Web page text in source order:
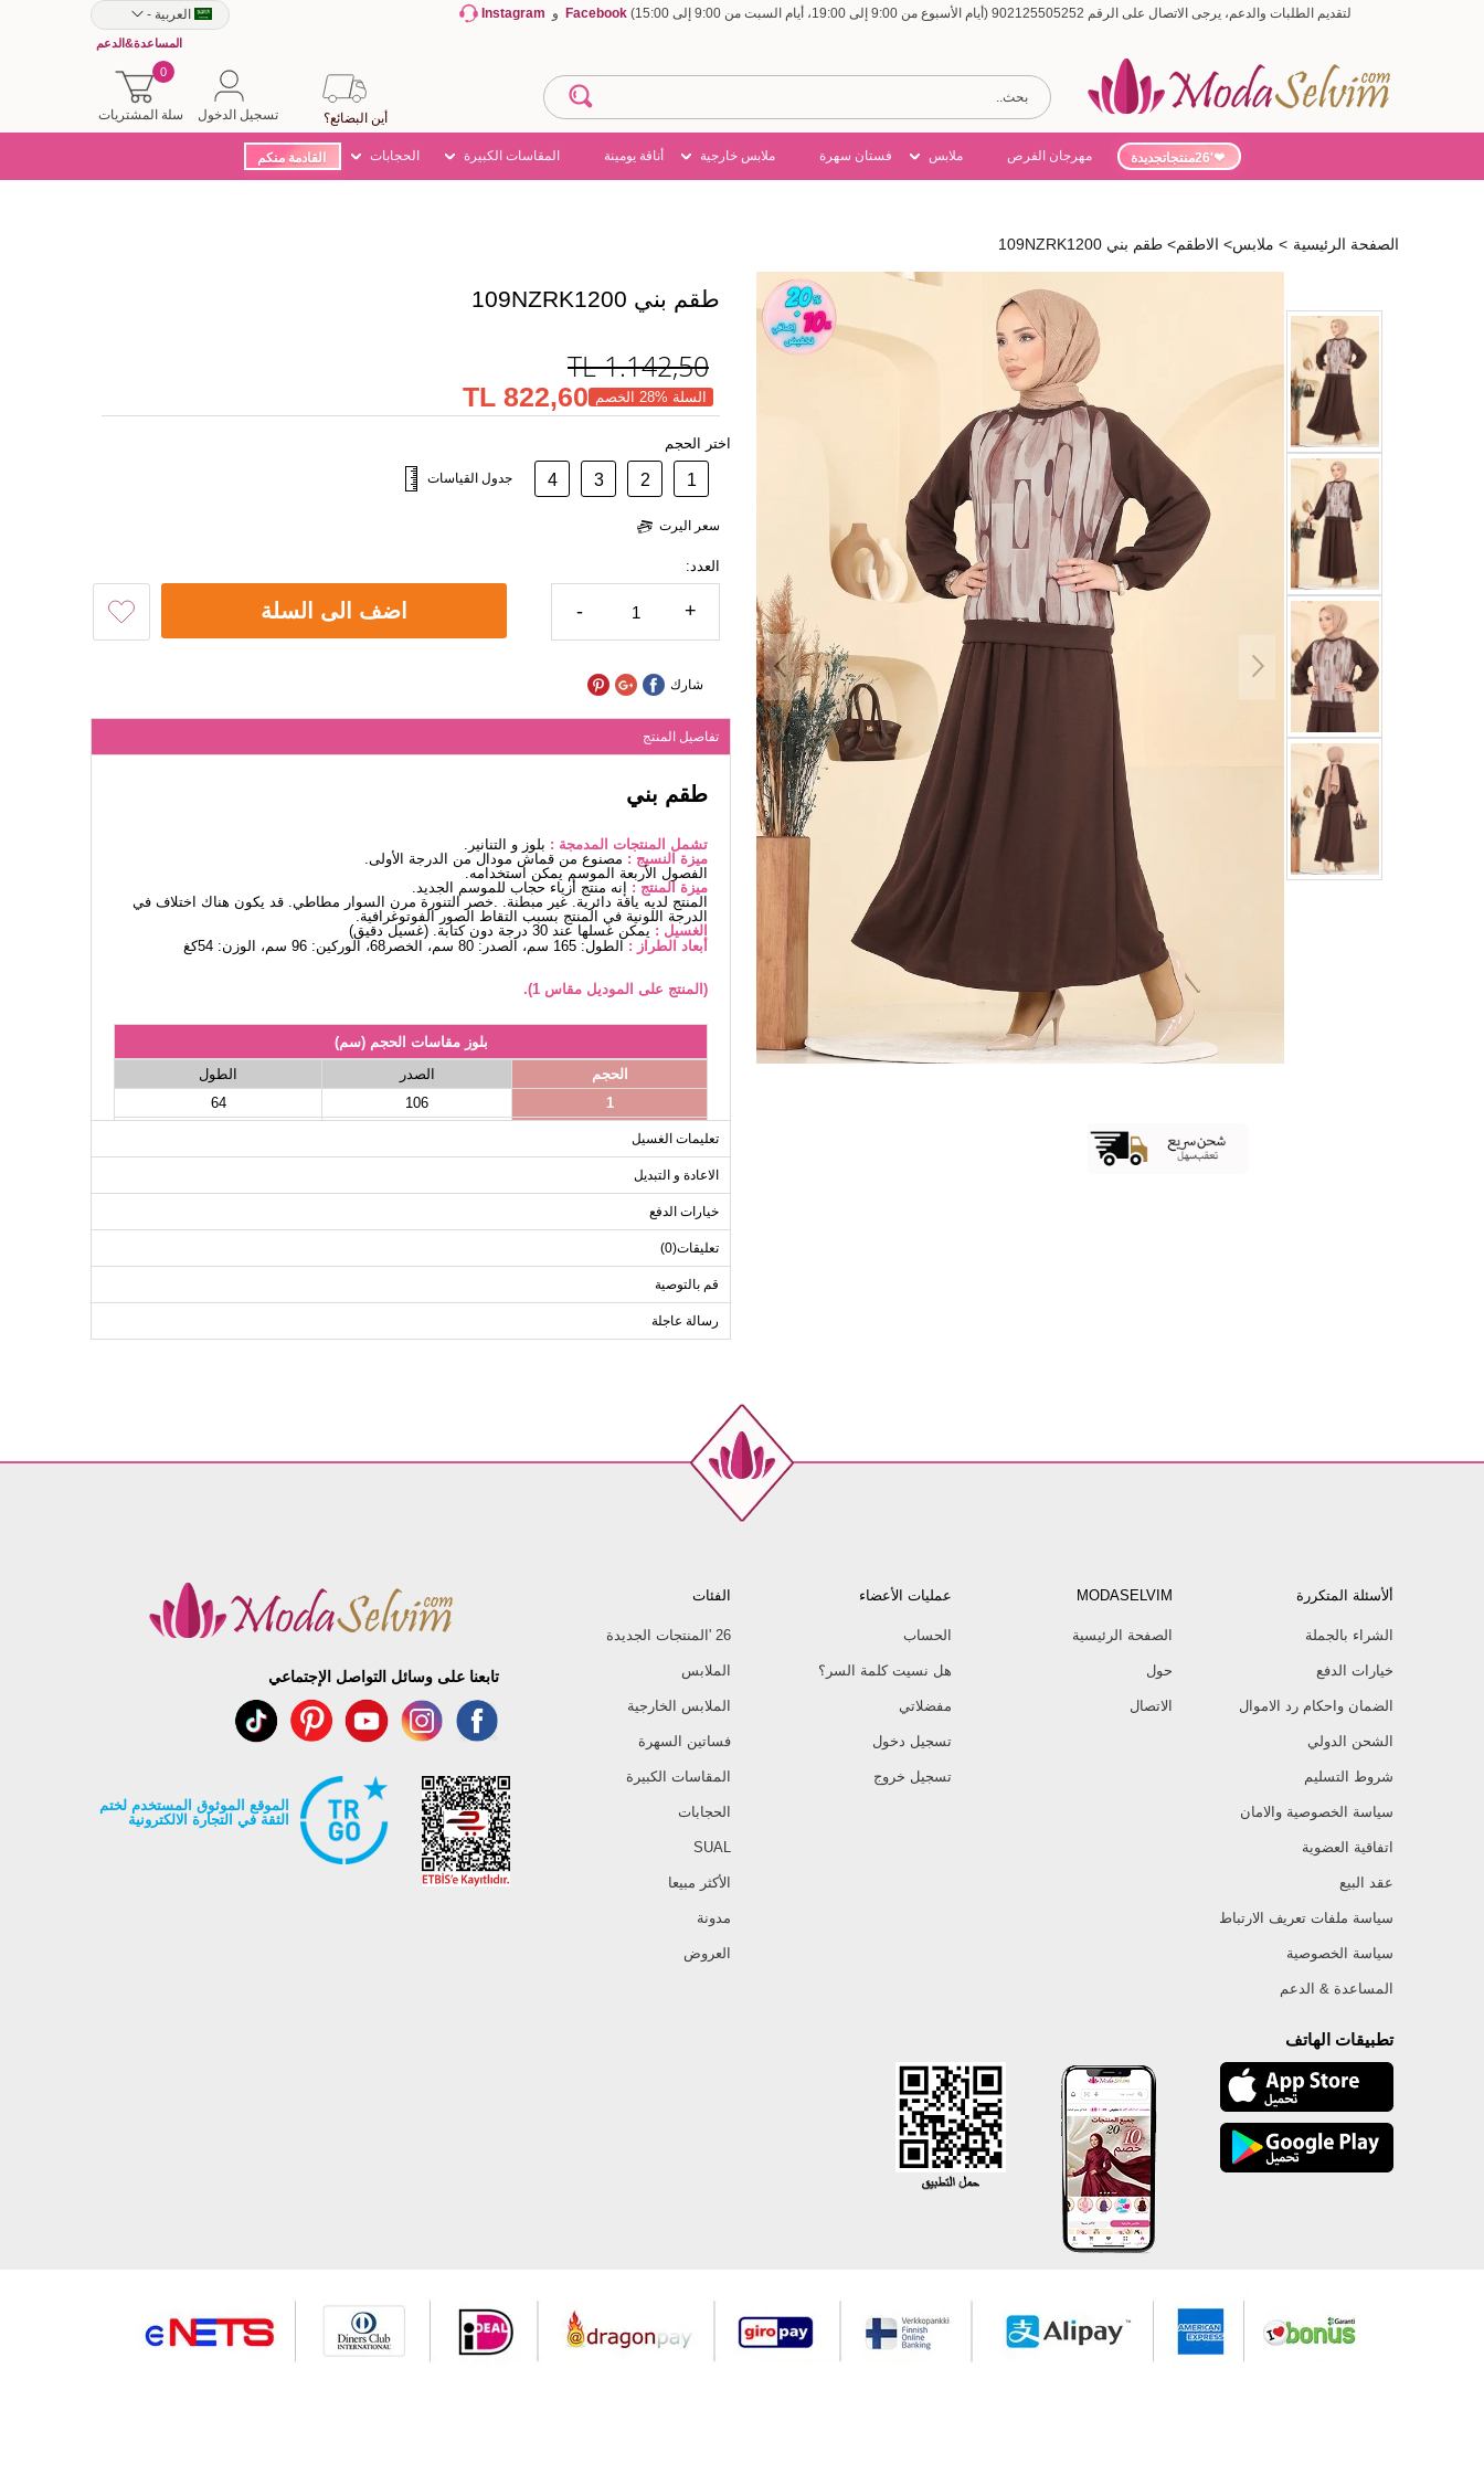
لتقديم الطلبات والدعم، يرجى الاتصال على الرقم 902125505252 (أيام الأسبوع من 9:00 إلى 19:00، أيام السبت من 9:00 إلى 15:00) Facebook و Instagram العربية -
المساعدة&الدعم
سلة المشتريات
0
تسجيل الدخول أين البضائع؟
'26منتجاتجديدة مهرجان الفرص ملابس فستان سهرة ملابس خارجية أناقة يومينة المقاسات الكبيرة الحجابات القادمة منكم
الصفحة الرئيسية > ملابس> الاطقم> طقم بني 109NZRK1200
طقم بني 109NZRK1200
1.142,50
TL
السلة %28 الخصم 822,60 TL
اختر الحجم
1
2
3
4 جدول القياسات
سعر اليرت
العدد:
- + اضف الى السلة
شارك
تفاصيل المنتج
طقم بني
تشمل المنتجات المدمجة : بلوز و التنانير.
ميزة النسيج : مصنوع من قماش مودال من الدرجة الأولى.
الفصول الأربعة الموسم يمكن استخدامه.
ميزة المنتج : إنه منتج أزياء حجاب للموسم الجديد.
المنتج لديه ياقة دائرية. غير مبطنة. .خصر التنورة مرن السوار مطاطي. قد يكون هناك اختلاف في
الدرجة اللونية في المنتج بسبب التقاط الصور الفوتوغرافية.
الغسيل : يمكن غسلها عند 30 درجة دون كتابة. (غسيل دقيق)
أبعاد الطراز : الطول: 165 سم، الصدر: 80 سم، الخصر68، الوركين: 96 سم، الوزن: 54كغ
(المنتج على الموديل مقاس 1).
بلوز مقاسات الحجم (سم)
الحجم
الصدر
الطول
1
106
64
3
120
64
4
128
64
التنانير مقاسات الحجم (سم)
الحجم
الطول
تعليمات الغسيل
الاعادة و التبديل
خيارات الدفع
تعليقات(0)
قم بالتوصية
رسالة عاجلة
ألأسئلة المتكررة
الشراء بالجملة
خيارات الدفع
الضمان واحكام رد الاموال
الشحن الدولي
شروط التسليم
سياسة الخصوصية والامان
اتفاقية العضوية
عقد البيع
سياسة ملفات تعريف الارتباط
سياسة الخصوصية
المساعدة & الدعم
MODASELVIM
الصفحة الرئيسية
حول
الاتصال
عمليات الأعضاء
الحساب
هل نسيت كلمة السر؟
مفضلاتي
تسجيل دخول
تسجيل خروج
الفئات
26 'المنتجات الجديدة
الملابس
الملابس الخارجية
فساتين السهرة
المقاسات الكبيرة
الحجابات
SUAL
الأكثر مبيعا
مدونة
العروض
تطبيقات الهاتف
تابعنا على وسائل التواصل الإجتماعي
الموقع الموثوق المستخدم لختم
الثقة في التجارة الالكترونية